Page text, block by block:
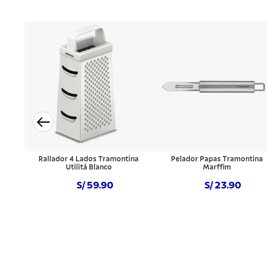
Rallador 4 Lados Tramontina
Utilitá Blanco
S/ 59.90
Pelador Papas Tramontina
Marffim
S/ 23.90